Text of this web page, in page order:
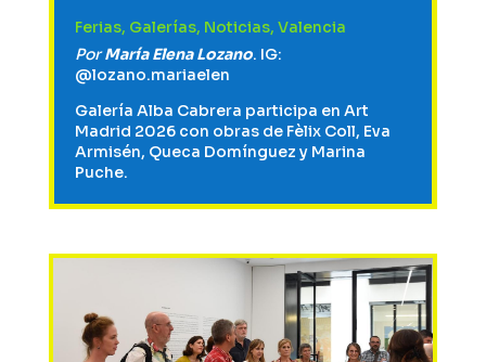
Ferias, Galerías, Noticias, Valencia
PorMaría Elena Lozano. IG:
@lozano.mariaelen
Galería Alba Cabrera participa en Art
Madrid 2026 con obras de Fèlix Coll, Eva
Armisén, Queca Domínguez y Marina
Puche.